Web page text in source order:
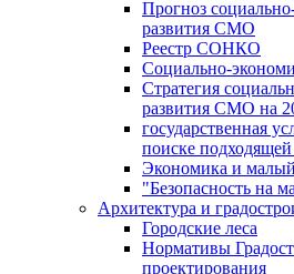
Прогноз
развития СМО
Реестр СОНКО
Социально-
Стратегия
развития СМО на
государственная
поиске
Экономика и
"Безопасность на
Архитектура и
Городские леса
Нормативы
проектирования